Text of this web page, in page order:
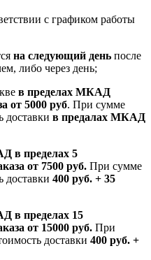
с графиком работы
на следующий день после
, либо через день;
в пределах МКАД
от 5000 руб. При сумме
доставки в предалах МКАД
в пределах 5
от 7500 руб. При сумме
доставки 400 руб. + 35
в пределах 15
от 15000 руб. При
доставки 400 руб. +